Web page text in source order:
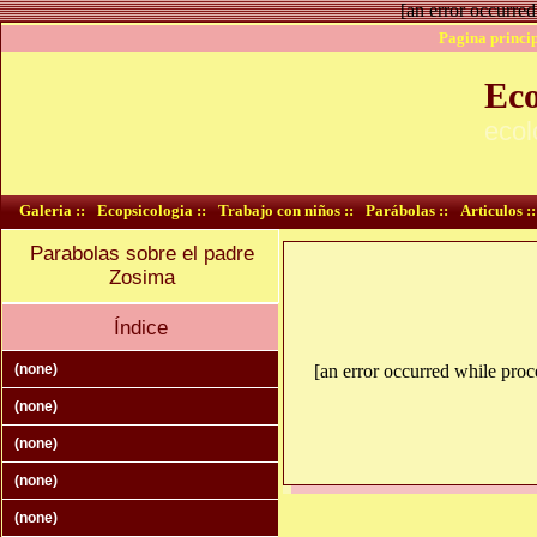
[an error
Pagina
Galeria :: Ecopsicologia :: Trabajo con niños :: Parábolas :: Articulos ::
Parabolas sobre el padre
Zosima
Índice
(none)
(none)
(none)
(none)
(none)
[an error occurred while